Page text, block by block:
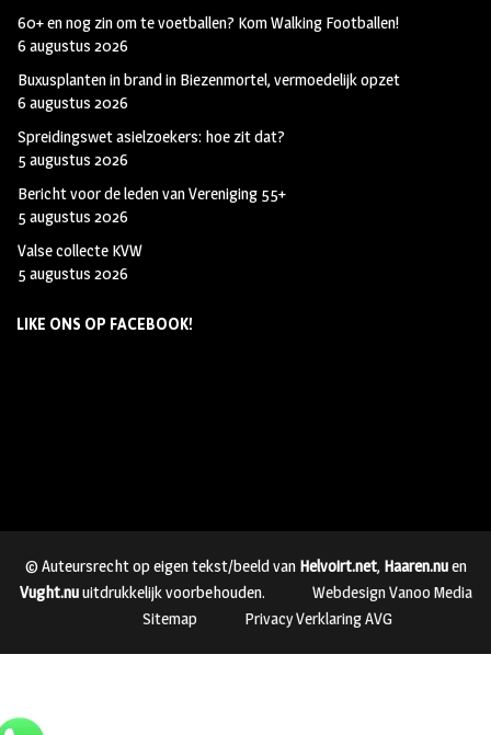
60+ en nog zin om te voetballen? Kom Walking Footballen!
6 augustus 2026
Buxusplanten in brand in Biezenmortel, vermoedelijk opzet
6 augustus 2026
Spreidingswet asielzoekers: hoe zit dat?
5 augustus 2026
Bericht voor de leden van Vereniging 55+
5 augustus 2026
Valse collecte KVW
5 augustus 2026
LIKE ONS OP FACEBOOK!
© Auteursrecht op eigen tekst/beeld van Helvoirt.net, Haaren.nuen
Vught.nuuitdrukkelijk voorbehouden.
Webdesign Vanoo Media
Sitemap
Privacy Verklaring AVG